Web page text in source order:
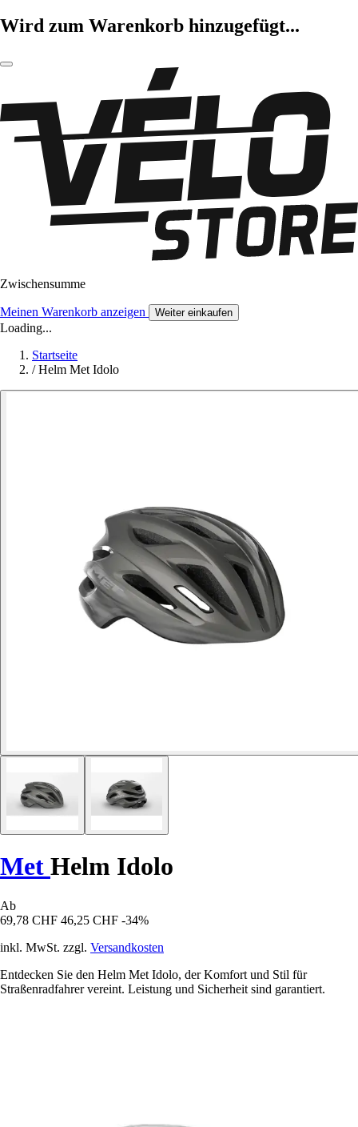
Wird zum Warenkorb hinzugefügt...
Zwischensumme
Meinen Warenkorb anzeigen Weiter einkaufen
Loading...
Startseite
/ Helm Met Idolo
Met Helm Idolo
Ab
69,78 CHF 46,25 CHF -34%
inkl. MwSt. zzgl. Versandkosten
Entdecken Sie den Helm Met Idolo, der Komfort und Stil für
Straßenradfahrer vereint. Leistung und Sicherheit sind garantiert.